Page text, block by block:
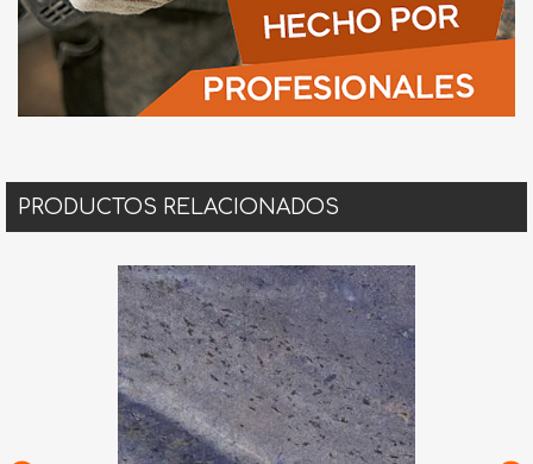
PRODUCTOS RELACIONADOS